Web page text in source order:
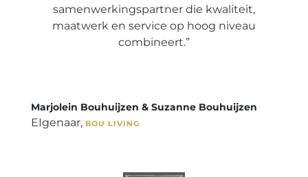
samenwerkingspartner die kwaliteit,
maatwerk en service op hoog niveau
combineert.”
Marjolein Bouhuijzen & Suzanne Bouhuijzen
EIgenaar, BOU LIVING